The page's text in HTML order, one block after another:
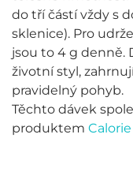
do tří částí vždy s
sklenice). Pro
jsou to 4 g denně.
životní styl,
pravidelný pohyb.
Těchto dávek
produktem